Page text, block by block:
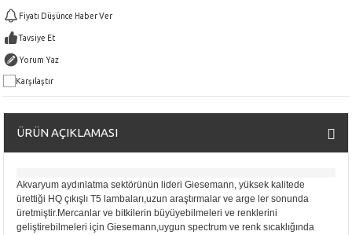
Fiyatı Düşünce Haber Ver
Tavsiye Et
Yorum Yaz
Karşılaştır
ÜRÜN AÇIKLAMASI
Akvaryum aydınlatma sektörünün lideri Giesemann, yüksek kalitede
ürettiği HQ çıkışlı T5 lambaları,uzun araştırmalar ve arge ler sonunda
üretmiştir.Mercanlar ve bitkilerin büyüyebilmeleri ve renklerini
geliştirebilmeleri için Giesemann,uygun spectrum ve renk sıcaklığında